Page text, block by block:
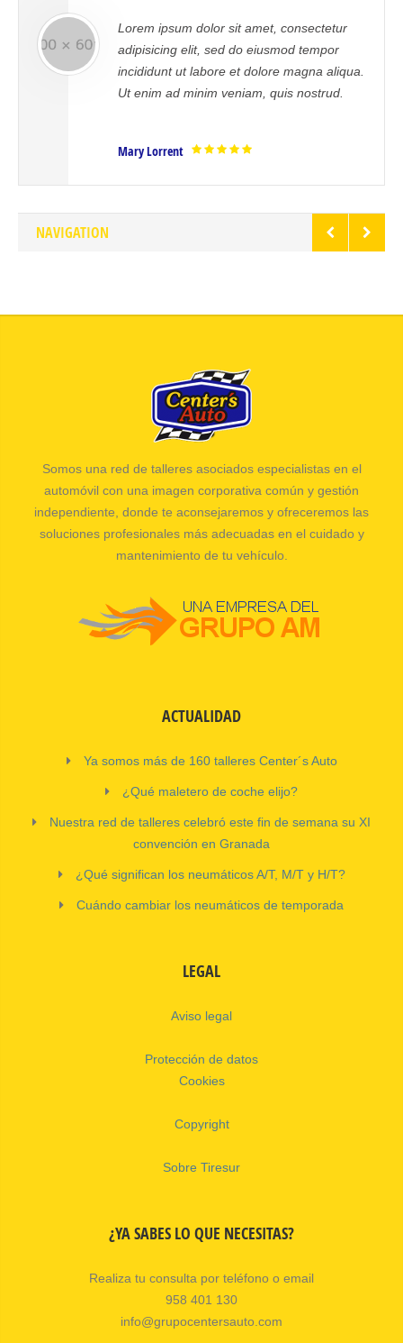
Lorem ipsum dolor sit amet, consectetur
adipisicing elit, sed do eiusmod tempor
incididunt ut labore et dolore magna aliqua.
Ut enim ad minim veniam, quis nostrud.
NAVIGATION
Somos una red de talleres asociados especialistas en el
automóvil con una imagen corporativa común y gestión
independiente, donde te aconsejaremos y ofreceremos las
soluciones profesionales más adecuadas en el cuidado y
mantenimiento de tu vehículo.
ACTUALIDAD
Ya somos más de 160 talleres Center´s Auto
¿Qué maletero de coche elijo?
Nuestra red de talleres celebró este fin de semana su XI
convención en Granada
¿Qué significan los neumáticos A/T, M/T y H/T?
Cuándo cambiar los neumáticos de temporada
LEGAL
Aviso legal
Protección de datos
Cookies
Copyright
Sobre Tiresur
¿YA SABES LO QUE NECESITAS?
Realiza tu consulta por teléfono o email
958 401 130
info@grupocentersauto.com